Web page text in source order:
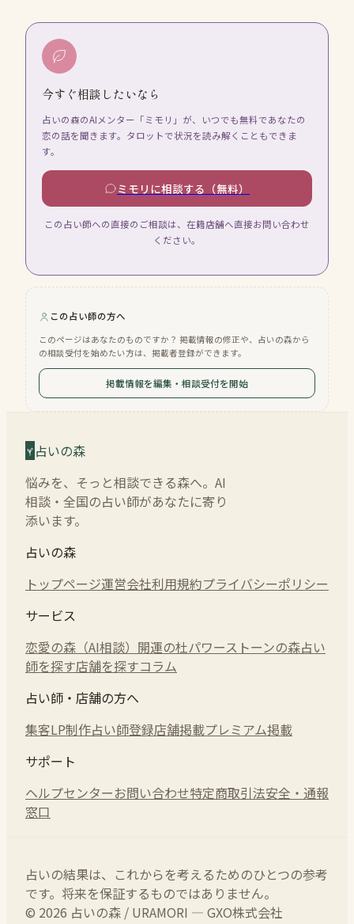
今すぐ相談したいなら
占いの森のAIメンター「ミモリ」が、いつでも無料であなたの
恋の話を聞きます。タロットで状況を読み解くこともできま
す。
ミモリに相談する（無料）
この占い師への直接のご相談は、在籍店舗へ直接お問い合わせ
ください。
この占い師の方へ
このページはあなたのものですか？ 掲載情報の修正や、占いの森から
の相談受付を始めたい方は、掲載者登録ができます。
掲載情報を編集・相談受付を開始
占いの森
悩みを、そっと相談できる森へ。AI
相談・全国の占い師があなたに寄り
添います。
占いの森
トップページ運営会社利用規約プライバシーポリシー
サービス
恋愛の森（AI相談） 開運の杜パワーストーンの森占い
師を探す店舗を探すコラム
占い師・店舗の方へ
集客LP制作占い師登録店舗掲載プレミアム掲載
サポート
ヘルプセンターお問い合わせ特定商取引法安全・通報
窓口
占いの結果は、これからを考えるためのひとつの参考
です。将来を保証するものではありません。
© 2026 占いの森 / URAMORI — GXO株式会社